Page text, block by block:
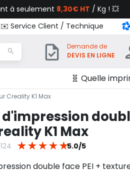
à seulement 8,30€ HT / Kg ! 💥
✉️ Service Client / Technique
Demande de
DEVIS EN LIGNE
🧬 Quelle
Creality K1 Max
K1 Max
★ ★ ★ ★ ★5.0/5
double face PEI +